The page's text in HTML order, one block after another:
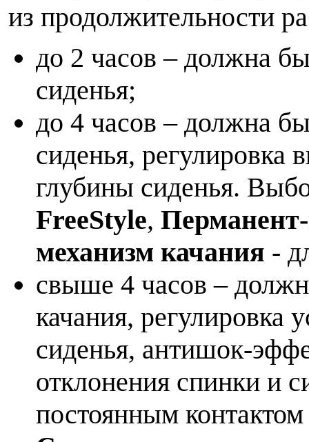
из продолжительности
до 2 часов – должна
сиденья;
до 4 часов – должна
сиденья, регулировка
глубины сиденья.
FreeStyle,
механизм качания -
свыше 4 часов –
качания, регулировка
сиденья, антишок-
отклонения спинки и
постоянным